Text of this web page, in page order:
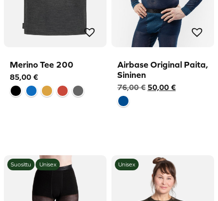
Merino Tee 200
85,00 €
Airbase Original Paita,
Sininen
76,00€ Alkuperäinen
50,00 €Nykyinen
Suosittu Unisex Unisex